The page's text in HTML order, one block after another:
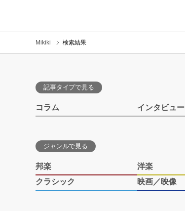
Mikiki 検索結果
記事タイプで見る
コラム インタビュー
ジャンルで見る
邦楽 洋楽
クラシック
映画／映像